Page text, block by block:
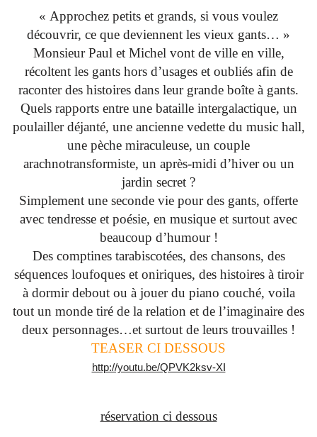
« Approchez petits et grands, si vous voulez
découvrir, ce que deviennent les vieux gants… »
Monsieur Paul et Michel vont de ville en ville,
récoltent les gants hors d’usages et oubliés afin de
raconter des histoires dans leur grande boîte à gants.
Quels rapports entre une bataille intergalactique, un
poulailler déjanté, une ancienne vedette du music hall,
une pèche miraculeuse, un couple
arachnotransformiste, un après-midi d’hiver ou un
jardin secret ?
Simplement une seconde vie pour des gants, offerte
avec tendresse et poésie, en musique et surtout avec
beaucoup d’humour !
Des comptines tarabiscotées, des chansons, des
séquences loufoques et oniriques, des histoires à tiroir
à dormir debout ou à jouer du piano couché, voila
tout un monde tiré de la relation et de l’imaginaire des
deux personnages…et surtout de leurs trouvailles !
TEASER CI DESSOUS
http://youtu.be/QPVK2ksv-XI
réservation ci dessous